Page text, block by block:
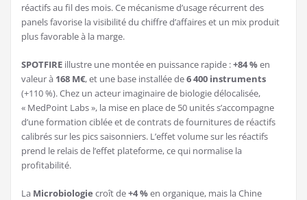
réactifs au fil des mois. Ce mécanisme d’usage récurrent des
panels favorise la visibilité du chiffre d’affaires et un mix produit
plus favorable à la marge.
SPOTFIRE illustre une montée en puissance rapide :+84 %en
valeur à 168 M€, et une base installée de6 400 instruments
(+110 %). Chez un acteur imaginaire de biologie délocalisée,
« MedPoint Labs », la mise en place de 50 unités s’accompagne
d’une formation ciblée et de contrats de fournitures de réactifs
calibrés sur les pics saisonniers. L’effet volume sur les réactifs
prend le relais de l’effet plateforme, ce qui normalise la
profitabilité.
La Microbiologie croît de+4 %en organique, mais la Chine